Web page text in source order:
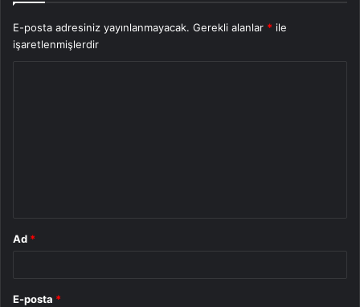
E-posta adresiniz yayınlanmayacak. Gerekli alanlar * ile
işaretlenmişlerdir
Ad *
E-posta *